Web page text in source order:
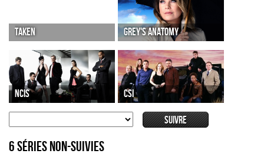
TAKEN GREY'S ANATOMY
NCIS CSI
6 séries non-suivies